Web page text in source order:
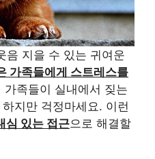
음 지을 수 있는 귀여운
가족들에게 스트레스를
가족들이 실내에서 짖는
지만 걱정마세요. 이런
심 있는 접근으로 해결할